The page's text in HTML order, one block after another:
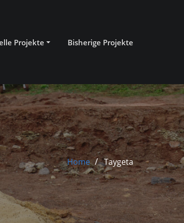
Projekte Bisherige Projekte
Home Taygeta